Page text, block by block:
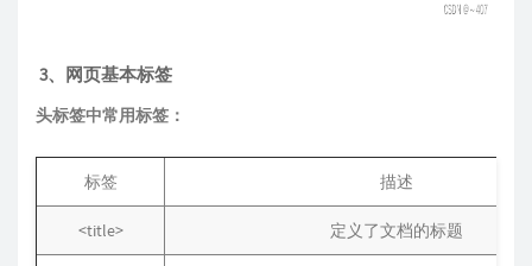
3、网页基本标签
头标签中常用标签：
标签 描述
<title> 定义了文档的标题